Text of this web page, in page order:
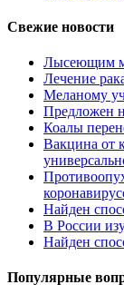
Свежие новости
Лысеющим
Лечение
Меланому
Предложен
Коалы
Вакцина от
Найден
В России
Найден
Популярные